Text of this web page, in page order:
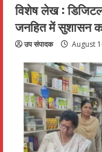
विशेष लेख :
जनहित में सुशासन का
उप संपादक August